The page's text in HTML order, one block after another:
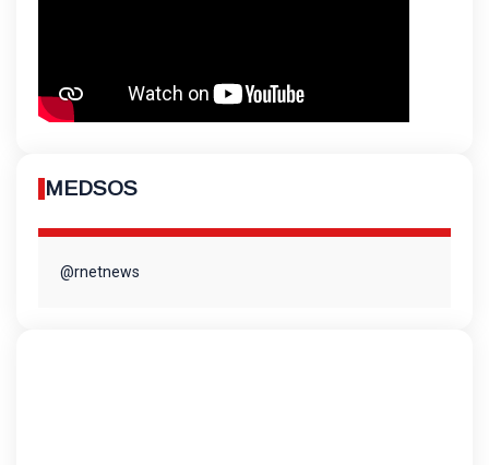
MEDSOS
@rnetnews